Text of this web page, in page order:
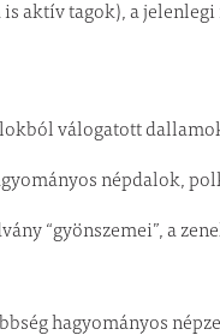
aktív tagok), a
válogatott
népdalok,
“gyönszemei”, a
hagyományos